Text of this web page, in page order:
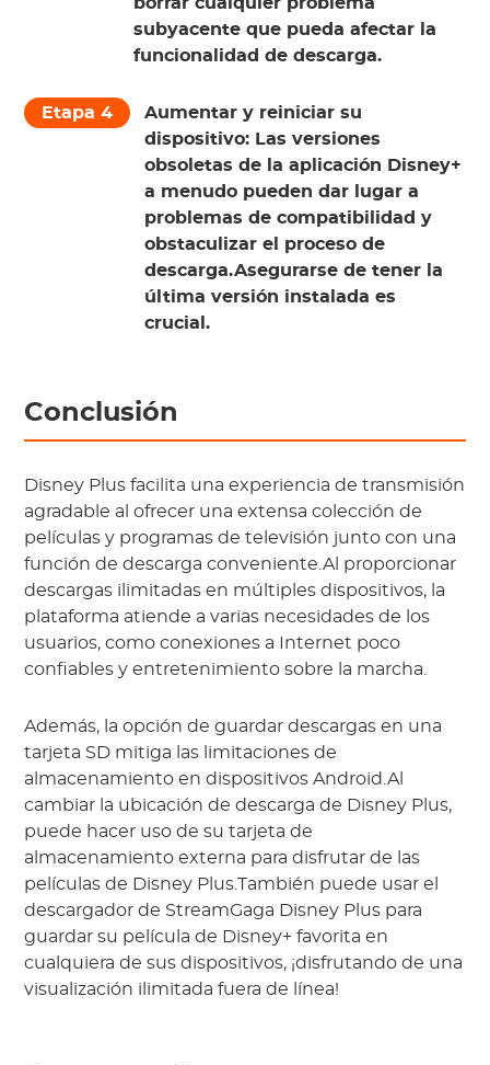
borrar cualquier problema
subyacente que pueda afectar la
funcionalidad de descarga.
Etapa 4
Aumentar y reiniciar su
dispositivo: Las versiones
obsoletas de la aplicación Disney+
a menudo pueden dar lugar a
problemas de compatibilidad y
obstaculizar el proceso de
descarga.Asegurarse de tener la
última versión instalada es
crucial.
Conclusión
Disney Plus facilita una experiencia de transmisión
agradable al ofrecer una extensa colección de
películas y programas de televisión junto con una
función de descarga conveniente.Al proporcionar
descargas ilimitadas en múltiples dispositivos, la
plataforma atiende a varias necesidades de los
usuarios, como conexiones a Internet poco
confiables y entretenimiento sobre la marcha.
Además, la opción de guardar descargas en una
tarjeta SD mitiga las limitaciones de
almacenamiento en dispositivos Android.Al
cambiar la ubicación de descarga de Disney Plus,
puede hacer uso de su tarjeta de
almacenamiento externa para disfrutar de las
películas de Disney Plus.También puede usar el
descargador de StreamGaga Disney Plus para
guardar su película de Disney+ favorita en
cualquiera de sus dispositivos, ¡disfrutando de una
visualización ilimitada fuera de línea!